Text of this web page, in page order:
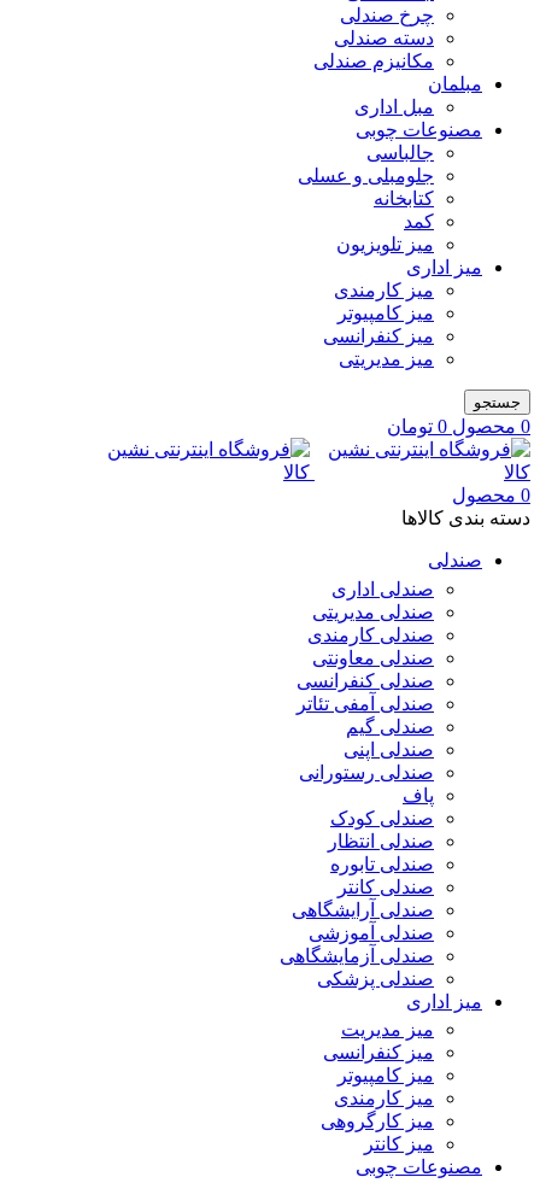
چرخ صندلی
دسته صندلی
مکانیزم صندلی
مبلمان
مبل اداری
مصنوعات چوبی
جالباسی
جلومبلی و عسلی
کتابخانه
کمد
میز تلویزیون
میز اداری
میز کارمندی
میز کامپیوتر
میز کنفرانسی
میز مدیریتی
جستجو
0 محصول 0 تومان
0 محصول
دسته بندی کالاها
صندلی
صندلی اداری
صندلی مدیریتی
صندلی کارمندی
صندلی معاونتی
صندلی کنفرانسی
صندلی آمفی تئاتر
صندلی گیم
صندلی اپنی
صندلی رستورانی
پاف
صندلی کودک
صندلی انتظار
صندلی تابوره
صندلی کانتر
صندلی آرایشگاهی
صندلی آموزشی
صندلی آزمایشگاهی
صندلی پزشکی
میز اداری
میز مدیریت
میز کنفرانسی
میز کامپیوتر
میز کارمندی
میز کارگروهی
میز کانتر
مصنوعات چوبی